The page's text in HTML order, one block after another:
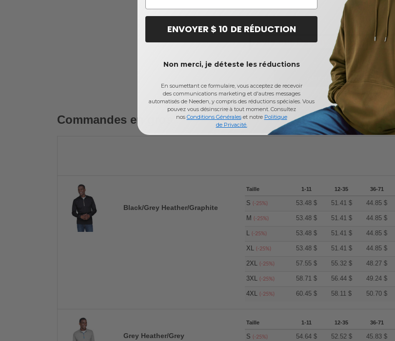
Avis sur Devon & Jones DG479
Ajouter un avis
Commandes en gros
Black/Grey Heather/Graphite
Taille 1-11 12-35 36-71
S(-25%) 53.48 $ 51.41 $ 44.85$
M(-25%) 53.48 $ 51.41 $ 44.85$
L(-25%) 53.48 $ 51.41 $ 44.85$
XL(-25%) 53.48 $ 51.41 $ 44.85$
2XL(-25%) 57.55 $ 55.32 $ 48.27$
3XL(-25%) 58.71 $ 56.44 $ 49.24$
4XL(-25%) 60.45 $ 58.11$ 50.70$
Grey Heather/Grey
Taille 1-11 12-35 36-71
S(-25%) 54.64 $ 52.52 $ 45.83$
ENVOYER $ 10 DE RÉDUCTION
Non merci, je déteste les réductions
En soumettant ce formulaire, vous acceptez de recevoir
des communications marketing et d'autres messages
automatisés de Needen, y compris des réductions spéciales. Vous
pouvez vous désinscrire à tout moment. Consultez
nos Conditions Généraleset notre Politique
de Privacité.